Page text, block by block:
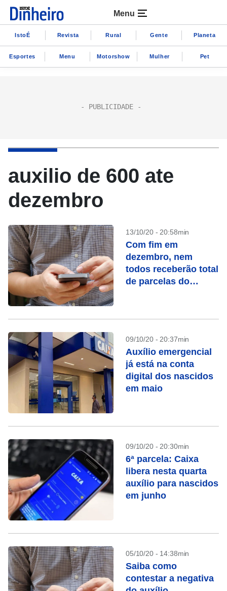
Menu
IstoÉ Revista Rural Gente Planeta
Esportes Menu Motorshow Mulher Pet
auxilio de 600 ate
dezembro
13/10/20 - 20:58min
Com fim em
dezembro, nem
todos receberão total
de parcelas do
09/10/20 - 20:37min
Auxílio emergencial
já está na conta
digital dos nascidos
em maio
09/10/20 - 20:30min
6ª parcela: Caixa
libera nesta quarta
auxílio para nascidos
em junho
05/10/20 - 14:38min
Saiba como
contestar a negativa